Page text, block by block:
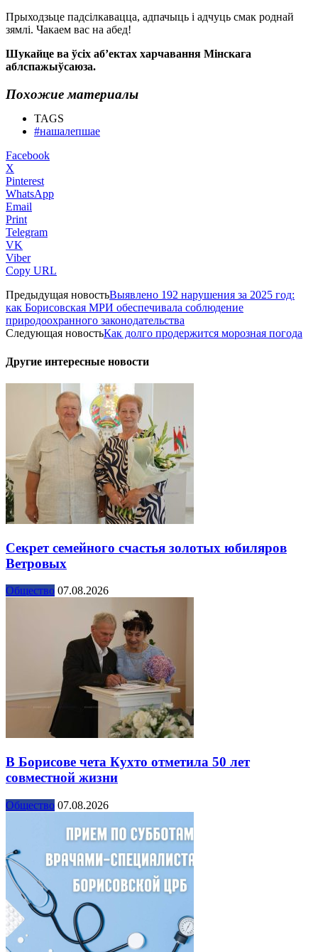
Прыходзьце падсілкавацца, адпачыць і адчуць смак роднай
зямлі. Чакаем вас на абед!
Шукайце ва ўсіх аб’ектах харчавання Мінскага
аблспажыўсаюза.
Похожие материалы
TAGS
#нашалепшае
Facebook
X
Pinterest
WhatsApp
Email
Print
Telegram
VK
Viber
Copy URL
Предыдущая новостьВыявлено 192 нарушения за 2025 год:
как Борисовская МРИ обеспечивала соблюдение
природоохранного законодательства
Следующая новостьКак долго продержится морозная погода
Другие интересные новости
Секрет семейного счастья золотых юбиляров
Ветровых
Общество 07.08.2026
В Борисове чета Кухто отметила 50 лет
совместной жизни
Общество 07.08.2026